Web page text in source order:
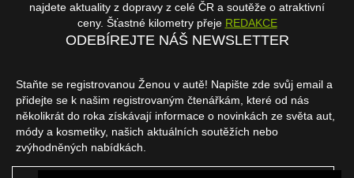
najdete aktuality z dopravy z celé ČR a soutěže o atraktivní
ceny. Šťastné kilometry přeje REDAKCE
ODEBÍREJTE NÁŠ NEWSLETTER
Staňte se registrovanou Ženou v autě! Napište zde svůj email a
přidejte se k našim registrovaným čtenářkám, které od nás
několikrát do roka získávají informace o novinkách ze světa aut,
módy a kosmetiky, našich aktuálních soutěžích nebo
zvýhodněných nabídkách.